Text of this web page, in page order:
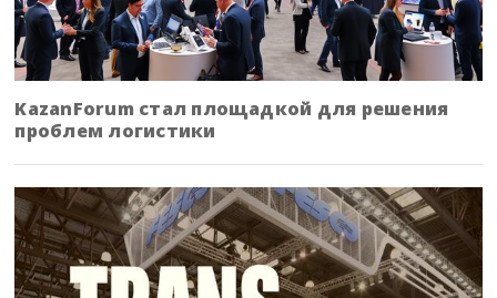
KazanForum стал площадкой для решения
проблем логистики